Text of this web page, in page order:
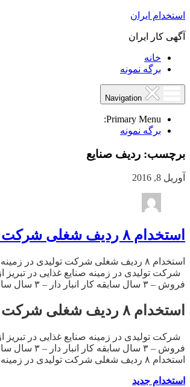
استخدام ایران
آگهی کار ایران
خانه
برگه نمونه
Primary Menu:
برگه نمونه
برچسب: ردیف صنایع
آوریل 8, 2016
استخدام ۸ ردیف شغلی شرکت تولیدی در زمینه صنایع غذایی
استخدام ۸ ردیف شغلی شرکت تولیدی در زمینه صنایع غذایی
فروش – ۳ سال سابقه کار انبار دار – ۳ سال سابقه کار منشی آشنا به زبان انگلیسی […]
استخدام ۸ ردیف شغلی شرکت تولیدی در زمینه صنایع غذایی
فروش – ۳ سال سابقه کار انبار دار – ۳ سال سابقه کار منشی آشنا به زبان انگلیسی […]
استخدام ۸ ردیف شغلی شرکت تولیدی در زمینه صنایع غذایی
استخدام جدید